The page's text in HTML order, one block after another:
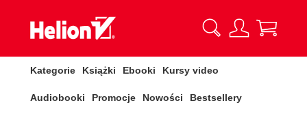
Kategorie Książki Ebooki Kursy video
Audiobooki Promocje Nowości Bestsellery